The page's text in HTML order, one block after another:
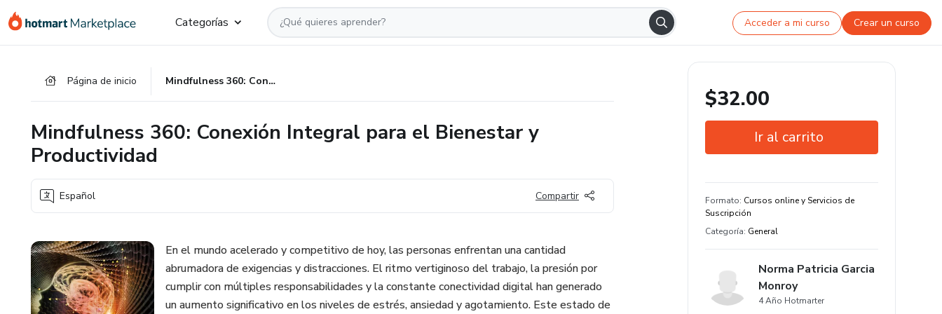
Categorías Acceder a mi curso Crear un curso
Página de inicio Mindfulness 360: Conexión Integral para el Bienestar y Productividad
Mindfulness 360: Conexión Integral para el Bienestar y
Productividad
Español Compartir
En el mundo acelerado y competitivo de hoy, las personas enfrentan una cantidad
abrumadora de exigencias y distracciones. El ritmo vertiginoso del trabajo, la presión por
cumplir con múltiples responsabilidades y la constante conectividad digital han generado
un aumento significativo en los niveles de estrés, ansiedad y agotamiento. Este estado de
$32.00
Ir al carrito
Estudia a tu manera y en cualquier
dispositivo
Formato: Cursos online y Servicios de
Suscripción
Categoría: General
Norma Patricia Garcia
Monroy
4 Año Hotmarter